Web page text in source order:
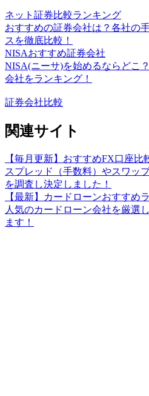
ネット証券比較ランキング
おすすめの証券会社は？各社の
スを徹底比較！
NISAおすすめ証券会社
NISA(ニーサ)を始めるならどこ
会社をランキング！
証券会社比較
関連サイト
【毎月更新】おすすめFX口座比
スプレッド（手数料）やスワッ
を調査し決定しました！
【最新】カードローンおすすめ
人気のカードローン会社を厳選
ます！